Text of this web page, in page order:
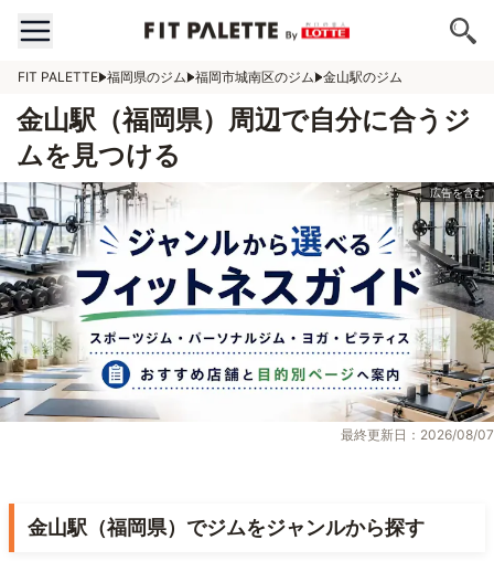
FIT PALETTE 福岡県のジム 福岡市城南区のジム 金山駅のジム
金山駅（福岡県）周辺で自分に合うジ
ムを見つける
最終更新日：2026/08/07
金山駅（福岡県）でジムをジャンルから探す